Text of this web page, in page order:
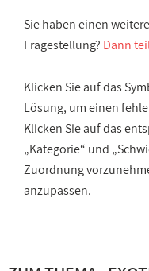
Sie haben einen
Fragestellung? Dann
Klicken Sie auf das
Lösung, um einen
Klicken Sie auf das
„Kategorie“ und
Zuordnung
anzupassen.